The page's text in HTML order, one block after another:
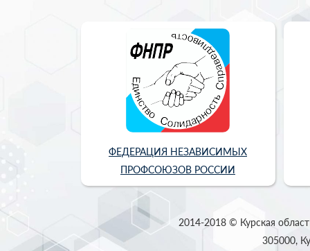
ФЕДЕРАЦИЯ НЕЗАВИСИМЫХ
ПРОФСОЮЗОВ РОССИИ
2014-2018 © Курская
305000,